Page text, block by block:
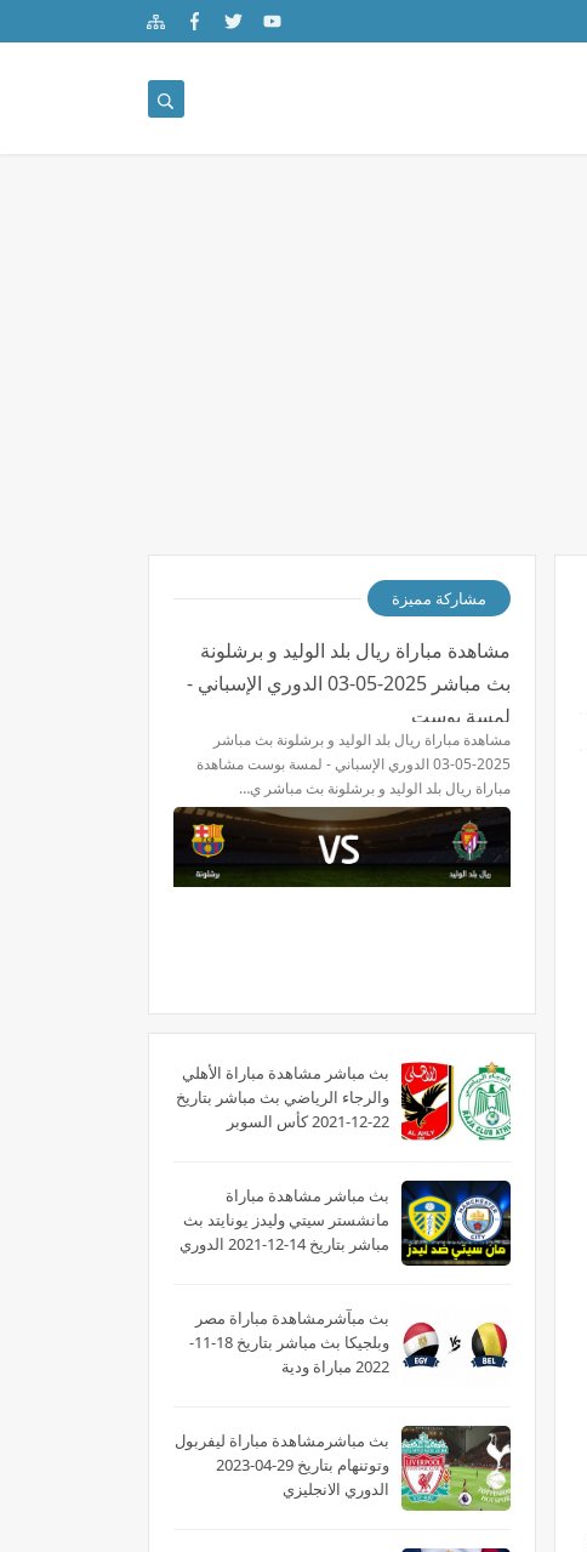
مشاركة مميزة
مشاهدة مباراة ريال بلد الوليد و برشلونة
بث مباشر 2025-05-03 الدوري الإسباني -
لمسة بوست
مشاهدة مباراة ريال بلد الوليد و برشلونة بث مباشر
2025-05-03 الدوري الإسباني - لمسة بوست مشاهدة
مباراة ريال بلد الوليد و برشلونة بث مباشر ي…
بث مباشر مشاهدة مباراة الأهلي
والرجاء الرياضي بث مباشر بتاريخ
22-12-2021 كأس السوبر
بث مباشر مشاهدة مباراة
مانشستر سيتي وليدز يونايتد بث
مباشر بتاريخ 14-12-2021 الدوري
بث مبآشرمشاهدة مباراة مصر
وبلجيكا بث مباشر بتاريخ 18-11-
2022 مباراة ودية
بث مباشرمشاهدة مباراة ليفربول
وتوتنهام بتاريخ 29-04-2023
الدوري الانجليزي